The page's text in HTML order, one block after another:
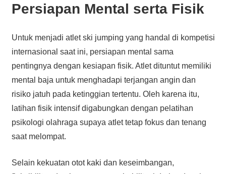
Persiapan Mental serta Fisik
Untuk menjadi atlet ski jumping yang handal di kompetisi
internasional saat ini, persiapan mental sama
pentingnya dengan kesiapan fisik. Atlet dituntut memiliki
mental baja untuk menghadapi terjangan angin dan
risiko jatuh pada ketinggian tertentu. Oleh karena itu,
latihan fisik intensif digabungkan dengan pelatihan
psikologi olahraga supaya atlet tetap fokus dan tenang
saat melompat.
Selain kekuatan otot kaki dan keseimbangan,